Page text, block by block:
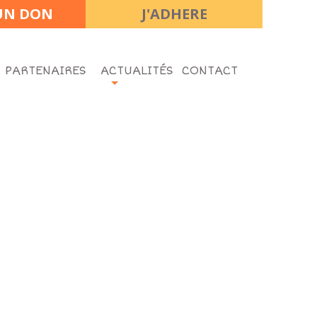
DON J'ADHERE
PARTENAIRES ACTUALITÉS CONTACT